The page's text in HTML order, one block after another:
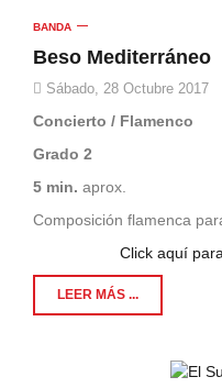
BANDA
Beso Mediterráneo
Sábado, 28 Octubre 2017
Concierto / Flamenco
Grado 2
5 min. aprox.
Composición flamenca
Click aquí
LEER MÁS ...